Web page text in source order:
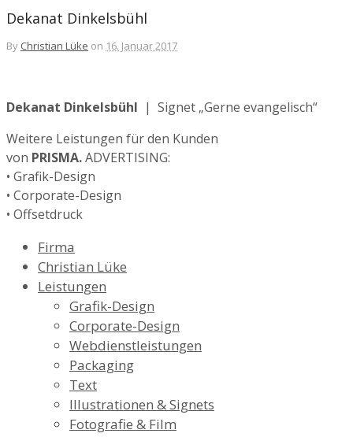
Dekanat Dinkelsbühl
By Christian Lüke on 16. Januar 2017
Dekanat Dinkelsbühl | Signet „Gerne evangelisch“
Weitere Leistungen für den Kunden
von PRISMA.ADVERTISING:
• Grafik-Design
• Corporate-Design
• Offsetdruck
Firma
Christian Lüke
Leistungen
Grafik-Design
Corporate-Design
Webdienstleistungen
Packaging
Text
Illustrationen & Signets
Fotografie & Film